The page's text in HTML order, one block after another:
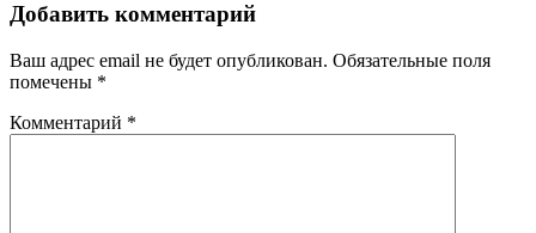
Добавить комментарий
Ваш адрес email не будет опубликован. Обязательные поля
помечены *
Комментарий *